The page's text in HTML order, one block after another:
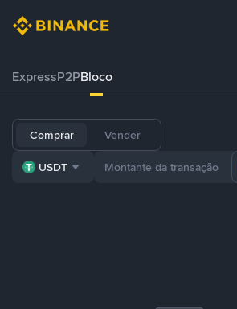
ExpressP2PBloco
Comprar Vender
USDT